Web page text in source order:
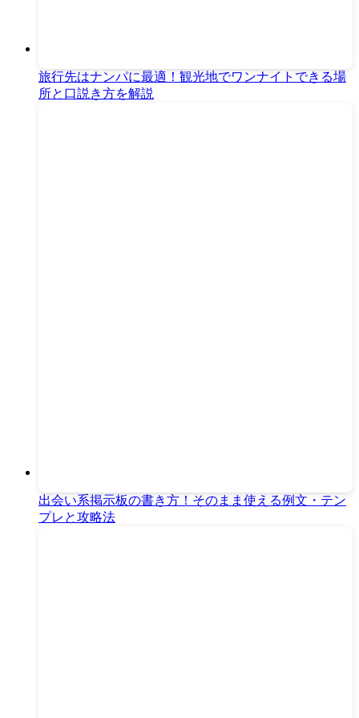
旅行先はナンパに最適！観光地でワンナイトできる場
所と口説き方を解説
出会い系掲示板の書き方！そのまま使える例文・テン
プレと攻略法